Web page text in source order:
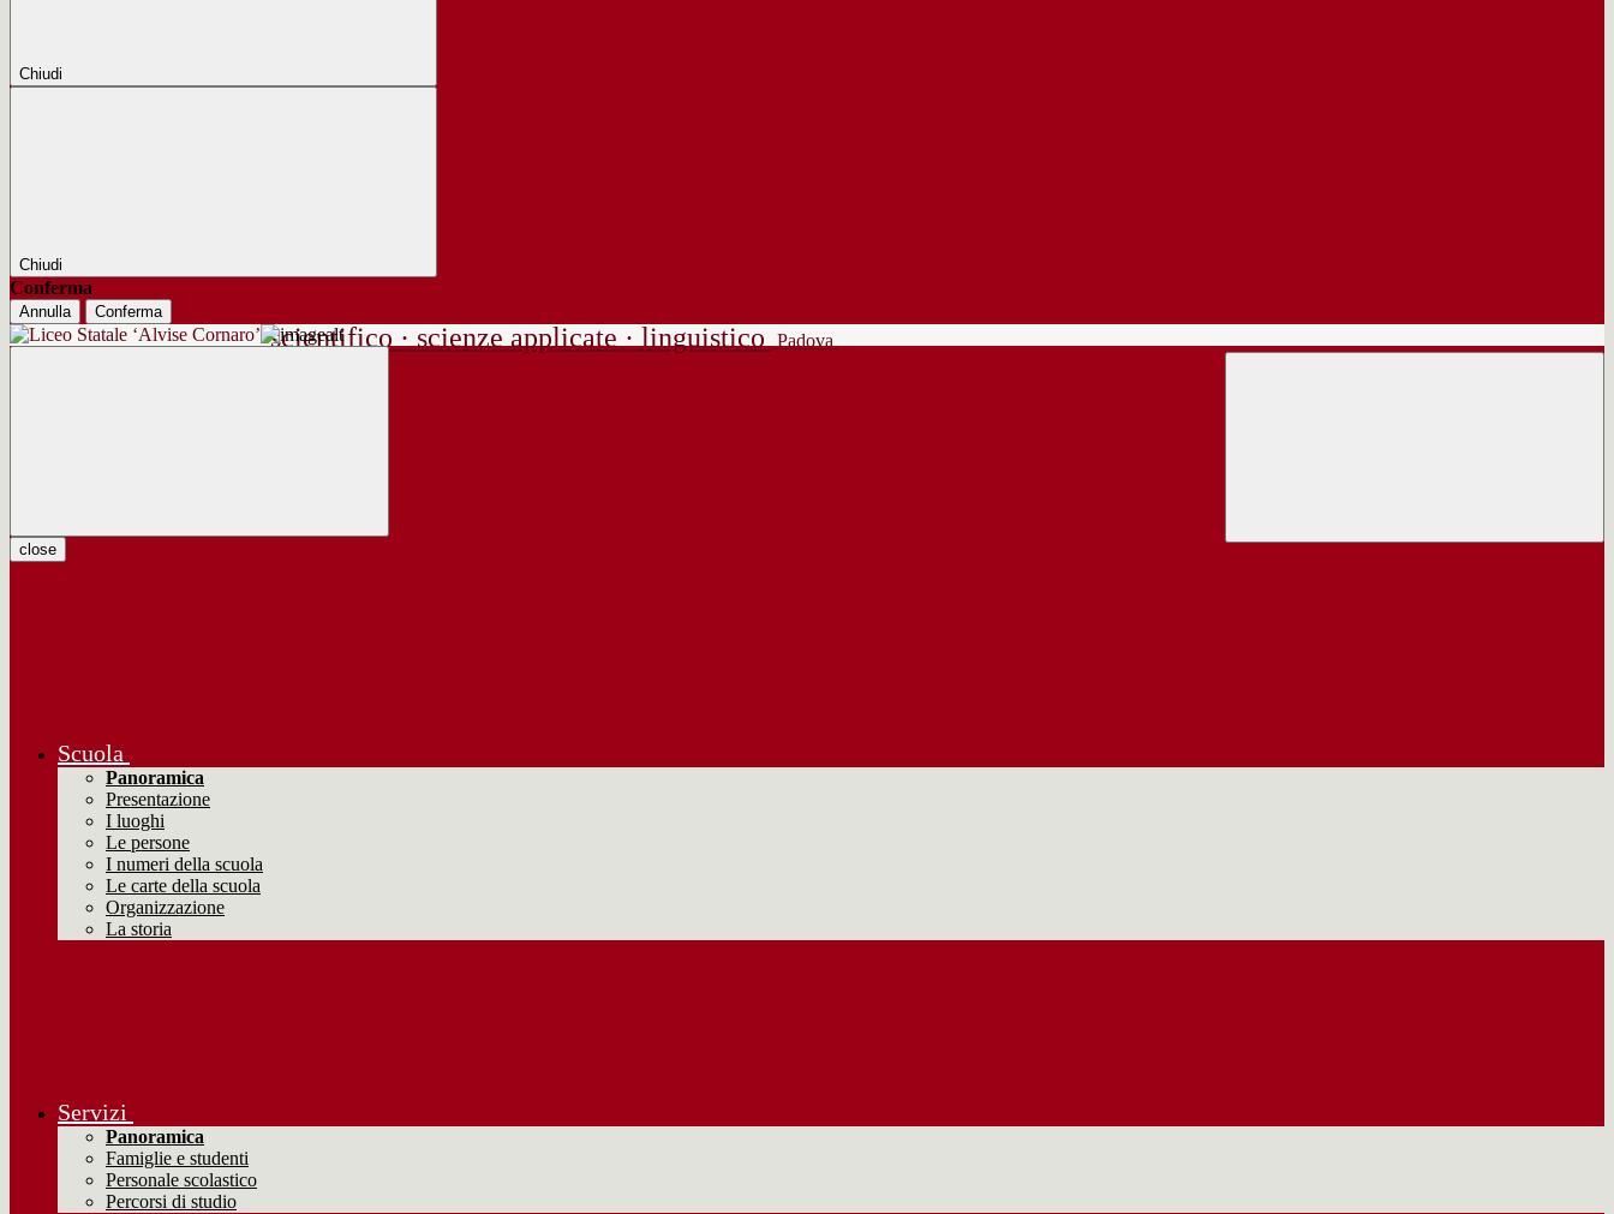
Chiudi
Chiudi
Conferma
Annulla Conferma
scientifico · scienze applicate · linguistico Padova
close
Scuola
Panoramica
Presentazione
I luoghi
Le persone
I numeri della scuola
Le carte della scuola
Organizzazione
La storia
Servizi
Panoramica
Famiglie e studenti
Personale scolastico
Percorsi di studio